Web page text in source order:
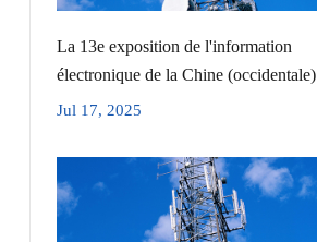
La 13e exposition de l'information
électronique de la Chine (occidentale)
Jul 17, 2025